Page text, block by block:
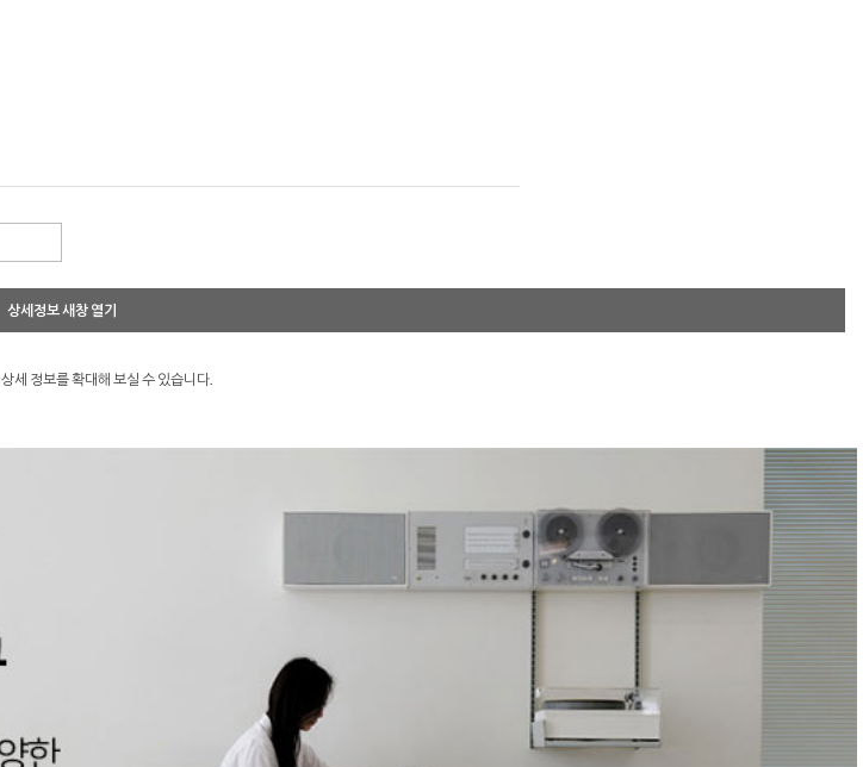
상세정보 새창 열기
상세 정보를 확대해 보실 수 있습니다.